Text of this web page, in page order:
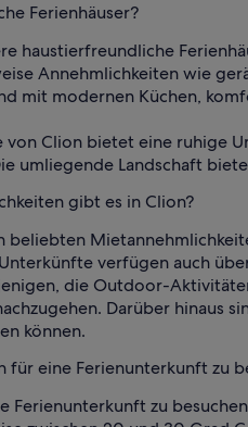
Ferienhäuser?
haustierfreundliche
Annehmlichkeiten wie
mit modernen Küchen,
Clion bietet eine ruhige
umliegende Landschaft
gibt es in Clion?
beliebten
verfügen auch
die Outdoor-
Darüber hinaus
können.
für eine Ferienunterkunft zu
Ferienunterkunft zu